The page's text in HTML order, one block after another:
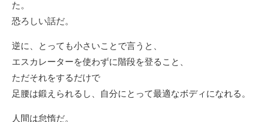
た。
恐ろしい話だ。
逆に、とっても小さいことで言うと、
エスカレーターを使わずに階段を登ること、
ただそれをするだけで
足腰は鍛えられるし、自分にとって最適なボディになれる。
人間は怠惰だ。